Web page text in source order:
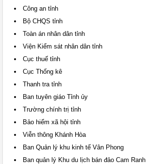
Công an tỉnh
Bộ CHQS tỉnh
Toàn án nhân dân tỉnh
Viện Kiểm sát nhân dân tỉnh
Cục thuế tỉnh
Cục Thống kê
Thanh tra tỉnh
Ban tuyên giáo Tỉnh ủy
Trường chính trị tỉnh
Bảo hiểm xã hội tỉnh
Viễn thông Khánh Hòa
Ban Quản lý khu kinh tế Vân Phong
Ban quản lý Khu du lịch bán đảo Cam Ranh